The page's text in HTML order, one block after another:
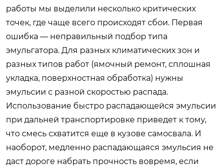
работы мы выделили несколько критических
точек, где чаще всего происходят сбои. Первая
ошибка — неправильный подбор типа
эмульгатора. Для разных климатических зон и
разных типов работ (ямочный ремонт, сплошная
укладка, поверхностная обработка) нужны
эмульсии с разной скоростью распада.
Использование быстро распадающейся эмульсии
при дальней транспортировке приведет к тому,
что смесь схватится еще в кузове самосвала. И
наоборот, медленно распадающаяся эмульсия не
даст дороге набрать прочность вовремя, если